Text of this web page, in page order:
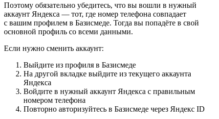
Поэтому обязательно убедитесь, что вы вошли в нужный
аккаунт Яндекса — тот, где номер телефона совпадает
с вашим профилем в Базисмеде. Тогда вы попадёте в свой
основной профиль со всеми данными.
Если нужно сменить аккаунт:
Выйдите из профиля в Базисмеде
На другой вкладке выйдите из текущего аккаунта
Яндекса
Войдите в нужный аккаунт Яндекса с правильным
номером телефона
Повторно авторизуйтесь в Базисмеде через Яндекс ID